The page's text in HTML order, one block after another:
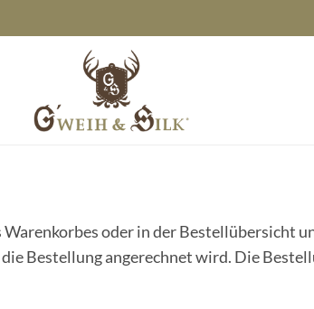
oder in der Bestellübersicht
Bestellung angerechnet wird. Die